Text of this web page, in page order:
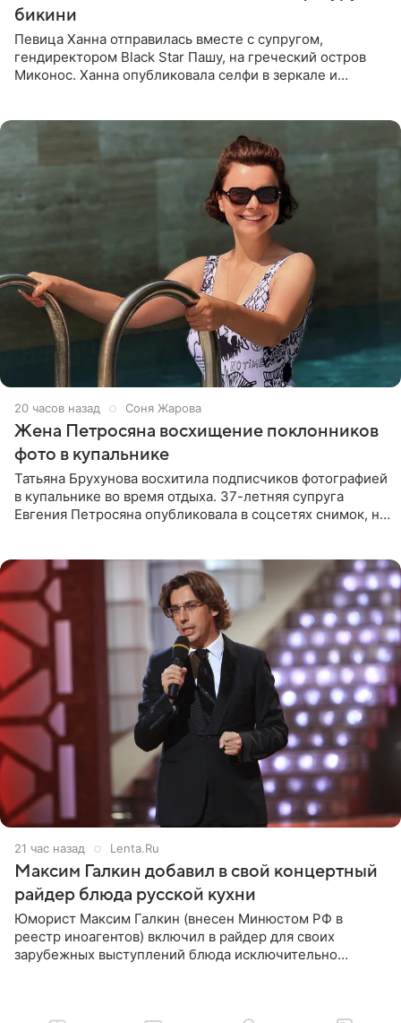
бикини
Певица Ханна отправилась вместе с супругом,
гендиректором Black Star Пашу, на греческий остров
Миконос. Ханна опубликовала селфи в зеркале и
20 часов назад Соня Жарова
Жена Петросяна восхищение поклонников
фото в купальнике
Татьяна Брухунова восхитила подписчиков фотографией
в купальнике во время отдыха. 37-летняя супруга
Евгения Петросяна опубликовала в соцсетях снимок, на
21 час назад Lenta.Ru
Максим Галкин добавил в свой концертный
райдер блюда русской кухни
Юморист Максим Галкин (внесен Минюстом РФ в
реестр иноагентов) включил в райдер для своих
зарубежных выступлений блюда исключительно